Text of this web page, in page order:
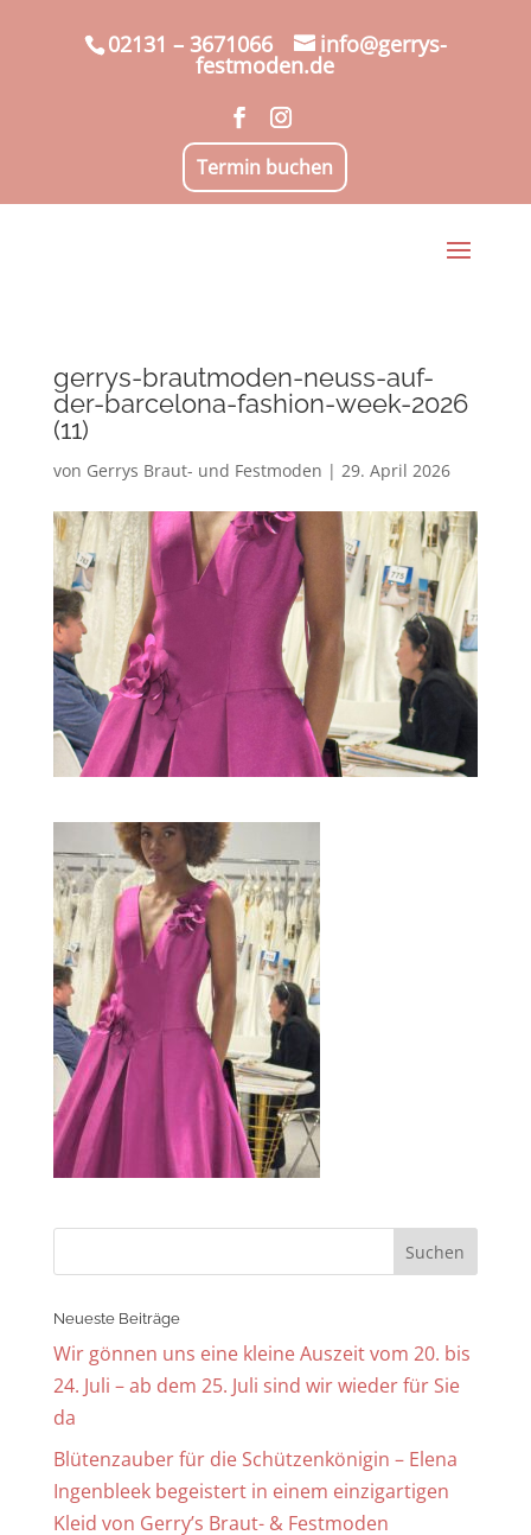
02131 – 3671066 info@gerrys-
festmoden.de
Termin buchen
gerrys-brautmoden-neuss-auf-
der-barcelona-fashion-week-2026
(11)
von Gerrys Braut- und Festmoden | 29. April 2026
Neueste Beiträge
Wir gönnen uns eine kleine Auszeit vom 20. bis
24. Juli – ab dem 25. Juli sind wir wieder für Sie
da
Blütenzauber für die Schützenkönigin – Elena
Ingenbleek begeistert in einem einzigartigen
Kleid von Gerry’s Braut- & Festmoden